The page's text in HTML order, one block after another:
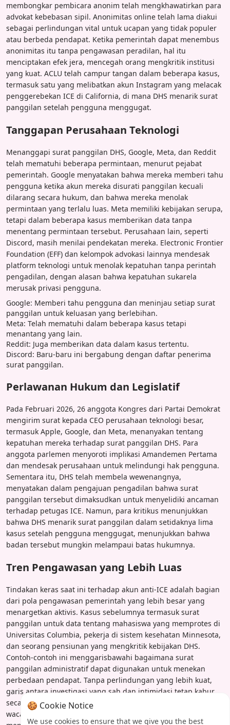
membongkar pembicara anonim telah mengkhawatirkan para
advokat kebebasan sipil. Anonimitas online telah lama diakui
sebagai perlindungan vital untuk ucapan yang tidak populer
atau berbeda pendapat. Ketika pemerintah dapat menembus
anonimitas itu tanpa pengawasan peradilan, hal itu
menciptakan efek jera, mencegah orang mengkritik institusi
yang kuat. ACLU telah campur tangan dalam beberapa kasus,
termasuk satu yang melibatkan akun Instagram yang melacak
penggerebekan ICE di California, di mana DHS menarik surat
panggilan setelah pengguna menggugat.
Tanggapan Perusahaan Teknologi
Menanggapi surat panggilan DHS, Google, Meta, dan Reddit
telah mematuhi beberapa permintaan, menurut pejabat
pemerintah. Google menyatakan bahwa mereka memberi tahu
pengguna ketika akun mereka disurati panggilan kecuali
dilarang secara hukum, dan bahwa mereka menolak
permintaan yang terlalu luas. Meta memiliki kebijakan serupa,
tetapi dalam beberapa kasus memberikan data tanpa
menentang permintaan tersebut. Perusahaan lain, seperti
Discord, masih menilai pendekatan mereka. Electronic Frontier
Foundation (EFF) dan kelompok advokasi lainnya mendesak
platform teknologi untuk menolak kepatuhan tanpa perintah
pengadilan, dengan alasan bahwa kepatuhan sukarela
merusak privasi pengguna.
Google: Memberi tahu pengguna dan meninjau setiap surat
panggilan untuk keluasan yang berlebihan.
Meta: Telah mematuhi dalam beberapa kasus tetapi
menantang yang lain.
Reddit: Juga memberikan data dalam kasus tertentu.
Discord: Baru-baru ini bergabung dengan daftar penerima
surat panggilan.
Perlawanan Hukum dan Legislatif
Pada Februari 2026, 26 anggota Kongres dari Partai Demokrat
mengirim surat kepada CEO perusahaan teknologi besar,
termasuk Apple, Google, dan Meta, menanyakan tentang
kepatuhan mereka terhadap surat panggilan DHS. Para
anggota parlemen menyoroti implikasi Amandemen Pertama
dan mendesak perusahaan untuk melindungi hak pengguna.
Sementara itu, DHS telah membela wewenangnya,
menyatakan dalam pengajuan pengadilan bahwa surat
panggilan tersebut dimaksudkan untuk menyelidiki ancaman
terhadap petugas ICE. Namun, para kritikus menunjukkan
bahwa DHS menarik surat panggilan dalam setidaknya lima
kasus setelah pengguna menggugat, menunjukkan bahwa
badan tersebut mungkin melampaui batas hukumnya.
Tren Pengawasan yang Lebih Luas
Tindakan keras saat ini terhadap akun anti-ICE adalah bagian
dari pola pengawasan pemerintah yang lebih besar yang
menargetkan aktivis. Kasus sebelumnya termasuk surat
panggilan untuk data tentang mahasiswa yang memprotes di
Universitas Columbia, pekerja di sistem kesehatan Minnesota,
dan seorang pensiunan yang mengkritik kebijakan DHS.
Contoh-contoh ini menggarisbawahi bagaimana surat
panggilan administratif dapat digunakan untuk menekan
perbedaan pendapat. Tanpa perlindungan yang lebih kuat,
garis antara investigasi yang sah dan intimidasi tetap kabur
secara berbahaya. Karena platform digital menjadi pusat
wacana publik, kemampuan untuk berbicara secara anonim
🍪 Cookie Notice
We use cookies to ensure that we give you the best